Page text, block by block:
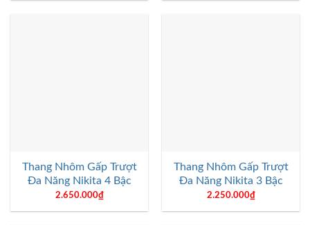
Thang Nhôm Gấp Trượt
Đa Năng Nikita 4 Bậc
2.650.000₫
Thang Nhôm Gấp Trượt
Đa Năng Nikita 3 Bậc
2.250.000₫